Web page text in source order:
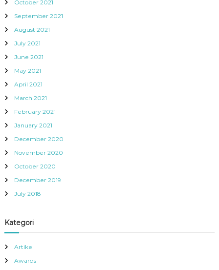
October 2021
September 2021
August 2021
July 2021
June 2021
May 2021
April 2021
March 2021
February 2021
January 2021
December 2020
November 2020
October 2020
December 2019
July 2018
Kategori
Artikel
Awards